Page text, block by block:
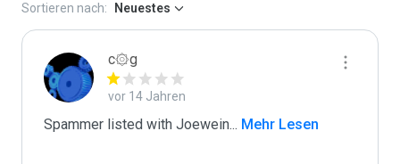
Sortieren nach: Neuestes
c۞g
vor 14 Jahren
Spammer listed with Joewein... Mehr Lesen